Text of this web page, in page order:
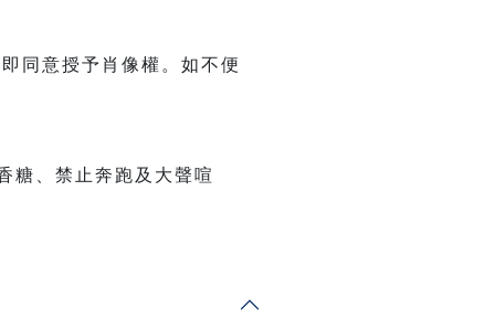
同意授予肖像權。如不便
糖、禁止奔跑及大聲喧